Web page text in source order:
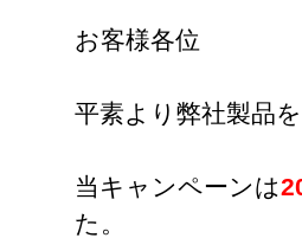
お客様各位
平素より弊社製品
当キャンペーンは
た。